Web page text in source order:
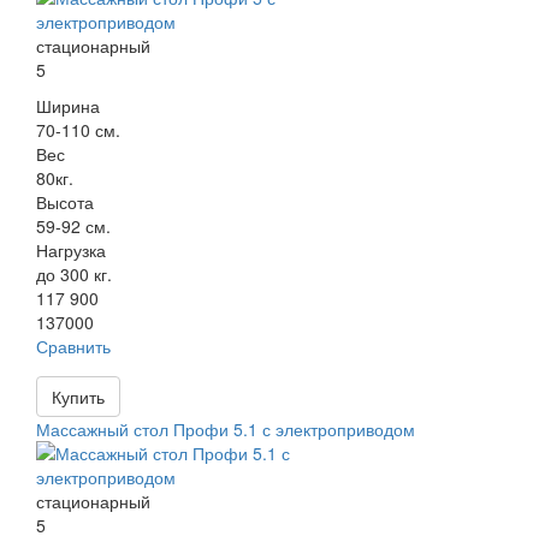
стационарный
5
Ширина
70-110 см.
Вес
80кг.
Высота
59-92 см.
Нагрузка
до 300 кг.
117 900
137000
Сравнить
Купить
Массажный стол Профи 5.1 с электроприводом
стационарный
5